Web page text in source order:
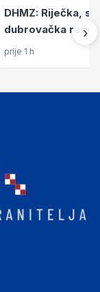
DHMZ: Riječka,
dubrovačka
pod najvišim
prije 1 h
›